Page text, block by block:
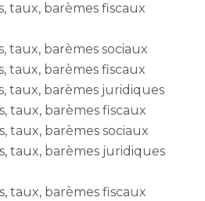
taux, barèmes fiscaux
taux, barèmes sociaux
taux, barèmes fiscaux
taux, barèmes juridiques
taux, barèmes fiscaux
taux, barèmes sociaux
taux, barèmes juridiques
taux, barèmes fiscaux